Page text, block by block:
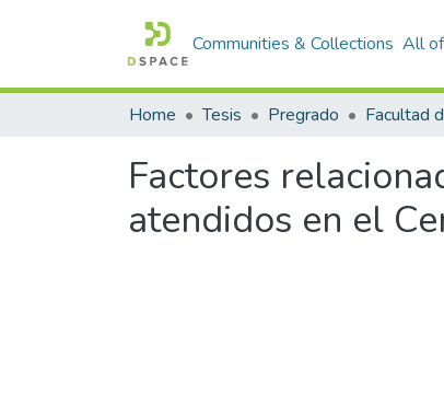
Communities & Collections All
Home Tesis Pregrado
Factores
atendidos en el